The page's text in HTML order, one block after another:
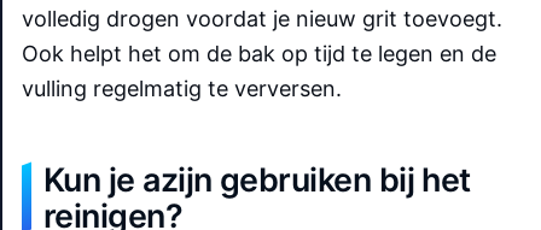
volledig drogen voordat je nieuw grit toevoegt.
Ook helpt het om de bak op tijd te legen en de
vulling regelmatig te verversen.
Kun je azijn gebruiken bij het
reinigen?